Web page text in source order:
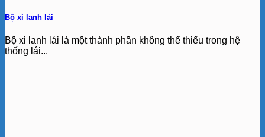
Bộ xi lanh lái
Bộ xi lanh lái là một thành phần không thể thiếu trong hệ
thống lái...